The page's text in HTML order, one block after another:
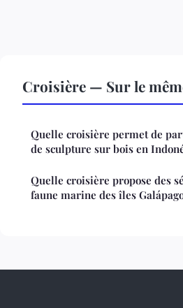
Croisière — Sur le
Quelle croisière permet de
de sculpture sur bois en
Quelle croisière propose des
faune marine des îles